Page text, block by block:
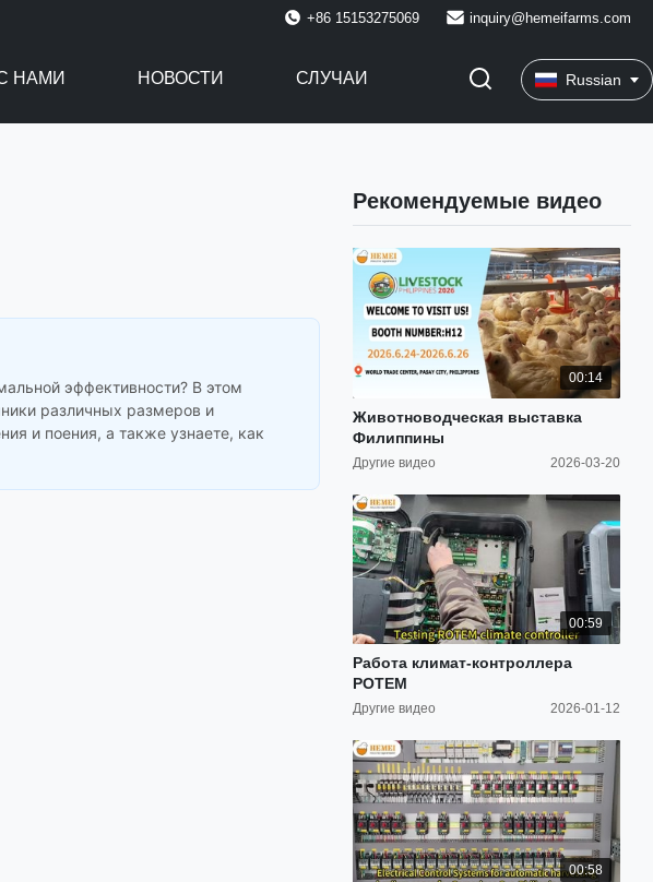
+86 15153275069 inquiry@hemeifarms.com
НАМИ НОВОСТИ СЛУЧАИ Russian
эффективности? В этом
различных размеров и
и поения, а также узнаете, как
Рекомендуемые видео
00:14
Животноводческая выставка
Филиппины
Другие видео 2026-03-20
00:59
Работа климат-контроллера
РОТЕМ
Другие видео 2026-01-12
00:58